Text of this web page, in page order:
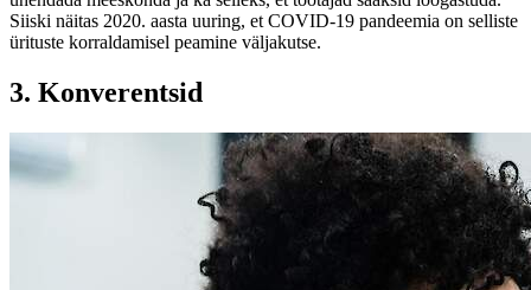
Siiski näitas 2020. aasta uuring, et COVID-19 pandeemia on selliste
ürituste korraldamisel peamine väljakutse.
3. Konverentsid